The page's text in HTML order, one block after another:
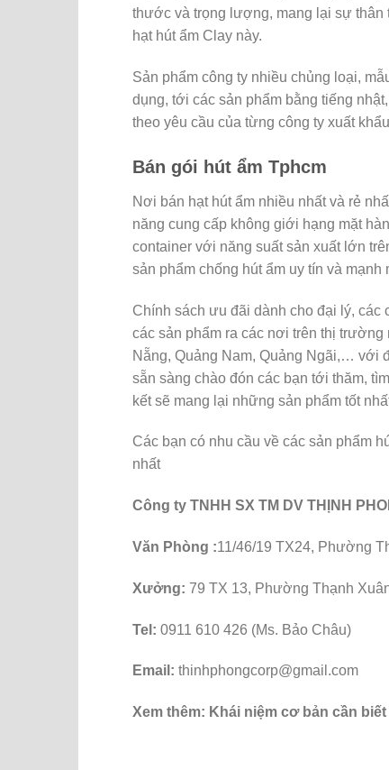
thước và trọng lượng, mang lại sự thân
hạt hút ẩm Clay này.
Sản phẩm công ty nhiều chủng loại,
dụng, tới các sản phẩm bằng tiếng
theo yêu cầu của từng công ty xuất khẩu
Bán gói hút ẩm Tphcm
Nơi bán hạt hút ẩm nhiều nhất và rẻ
năng cung cấp không giới hạng mặt
container với năng suất sản xuất lớn
sản phẩm chống hút ẩm uy tín và mạnh
Chính sách ưu đãi dành cho đại lý,
các sản phẩm ra các nơi trên thị
Nẵng, Quảng Nam, Quảng Ngãi,… với
sẵn sàng chào đón các bạn tới thăm,
kết sẽ mang lại những sản phẩm tốt
Các bạn có nhu cầu về các sản phẩm
nhất
Công ty TNHH SX TM DV THỊNH
Văn Phòng :11/46/19 TX24, Phường
Xưởng: 79 TX 13, Phường Thạnh
Tel: 0911 610 426 (Ms. Bảo Châu)
Email: thinhphongcorp@gmail.com
Xem thêm: Khái niệm cơ bản cần